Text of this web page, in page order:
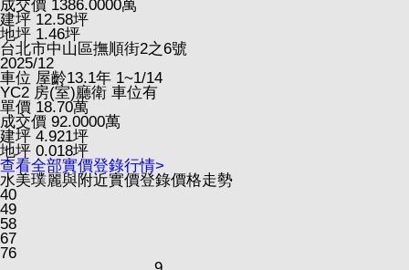
成交價 1386.0000萬
建坪 12.58坪
地坪 1.46坪
台北市中山區撫順街2之6號
2025/12
車位 屋齡13.1年 1~1/14
YC2 房(室)廳衛 車位有
單價 18.70萬
成交價 92.0000萬
建坪 4.921坪
地坪 0.018坪
查看全部實價登錄行情>
水美璞麗與附近實價登錄價格走勢
40
49
58
67
76